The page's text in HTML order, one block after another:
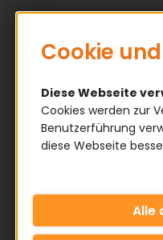
Cookie
Diese Webseite
Cookies werden zur
Benutzerführung
diese Webseite